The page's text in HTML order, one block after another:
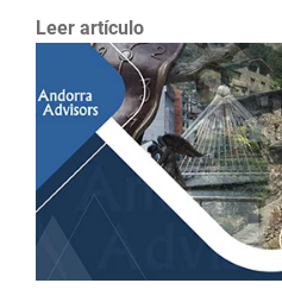
Leer artículo